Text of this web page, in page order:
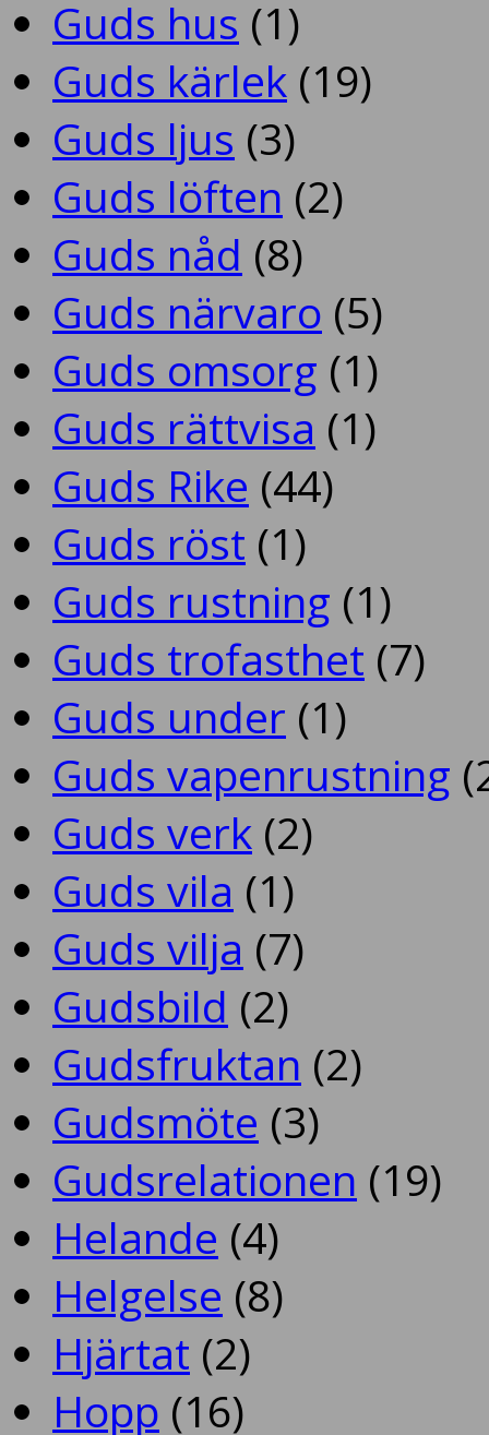
Guds hus (1)
Guds kärlek (19)
Guds ljus (3)
Guds löften (2)
Guds nåd (8)
Guds närvaro (5)
Guds omsorg (1)
Guds rättvisa (1)
Guds Rike (44)
Guds röst (1)
Guds rustning (1)
Guds trofasthet (7)
Guds under (1)
Guds vapenrustning
Guds verk (2)
Guds vila (1)
Guds vilja (7)
Gudsbild (2)
Gudsfruktan (2)
Gudsmöte (3)
Gudsrelationen (19)
Helande (4)
Helgelse (8)
Hjärtat (2)
Hopp (16)